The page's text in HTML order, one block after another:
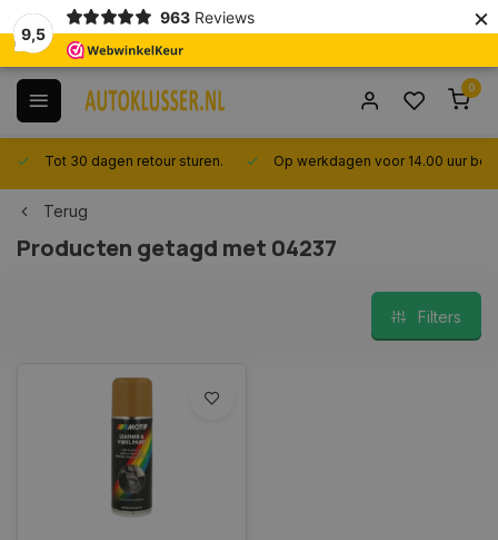
9,5
963 Reviews ×
0
Tot 30 dagen retour sturen. Op werkdagen voor 14.00 uur
Terug
Producten getagd met 04237
Filters